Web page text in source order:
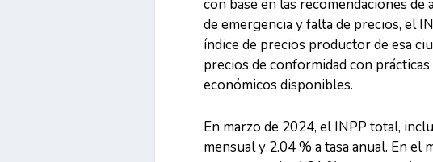
con base en las recomendaciones de
de emergencia y falta de precios, el
índice de precios productor de esa
precios de conformidad con
económicos disponibles.
En marzo de 2024, el INPP total,
mensual y 2.04 % a tasa anual. En